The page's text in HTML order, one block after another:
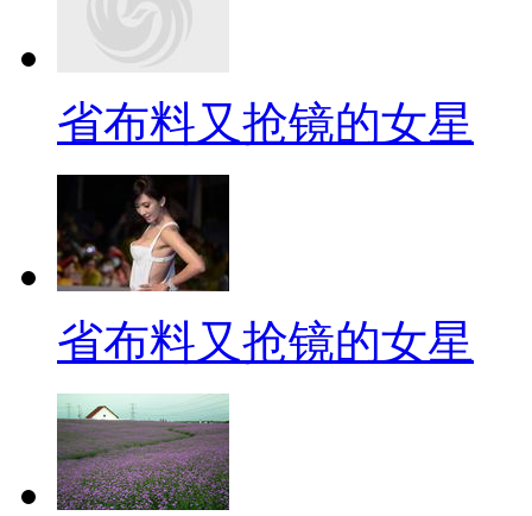
省布料又抢镜的女星
省布料又抢镜的女星